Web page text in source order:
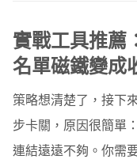
實戰工具推薦
名單磁鐵變成
策略想清楚了，接下
步卡關，原因很簡單
連結遠遠不夠。你需